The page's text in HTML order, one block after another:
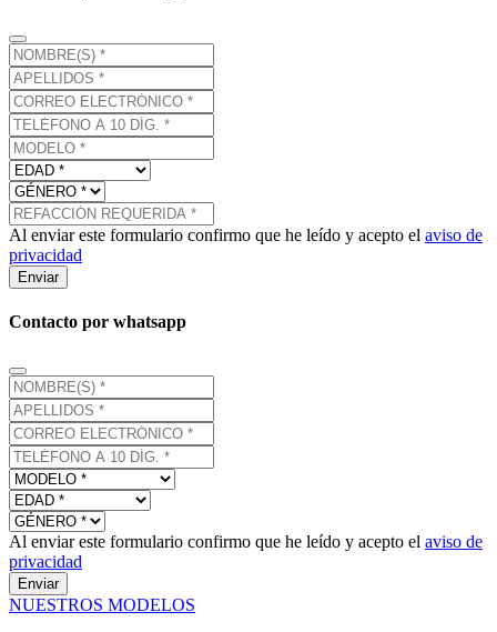
Al enviar este formulario confirmo que he leído y acepto el aviso de
privacidad
Enviar
Contacto por whatsapp
Al enviar este formulario confirmo que he leído y acepto el aviso de
privacidad
Enviar
NUESTROS MODELOS